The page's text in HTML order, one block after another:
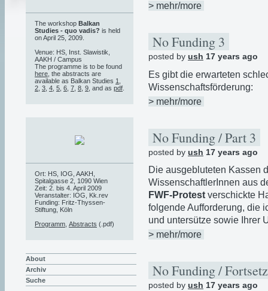
> mehr/more
No Funding 3
posted by ush 17 years ago
Es gibt die erwarteten
Wissenschaftsförderung:
> mehr/more
No Funding / Part 3
posted by ush 17 years ago
Die ausgebluteten Kassen
WissenschaftlerInnen aus
FWF-Protest verschickte
folgende Aufforderung, die
und untersütze sowie Ihrer
> mehr/more
No Funding /
posted by ush 17 years ago
The workshop Balkan
Studies - quo vadis? is held
on April 25, 2009.
Venue: HS, Inst. Slawistik,
AAKH / Campus
The programme is to be found
here , the abstracts are
available as Balkan Studies 1
2 3 4 5 6 7 8 9 , and as pdf
Ort: HS, IOG, AAKH,
Spitalgasse 2, 1090 Wien
Zeit: 2. bis 4. April 2009
Veranstalter: IOG, Kk.rev
Funding: Fritz-Thyssen-
Stiftung, Köln
Programm Abstracts (.pdf)
About
Archiv
Suche